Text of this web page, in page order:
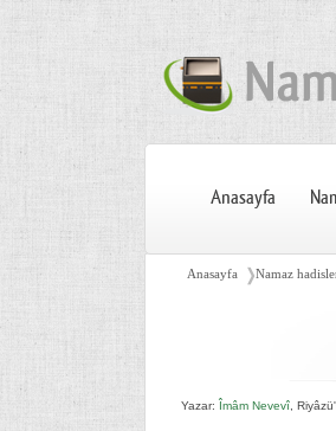
Anasayfa
Anasayfa ❭Namaz
Yazar: Îmâm Nevevî ,